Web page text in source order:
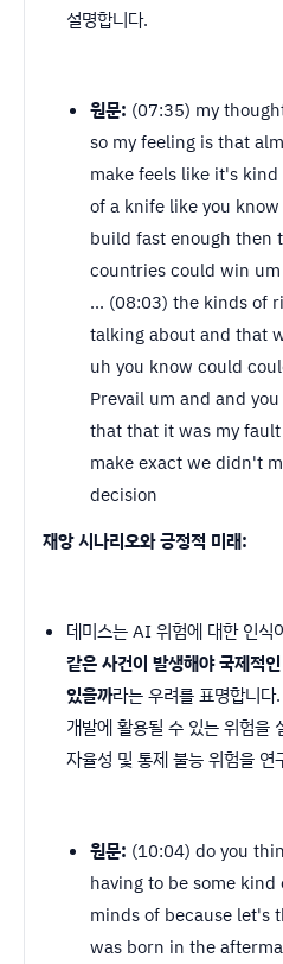
설명합니다.
원문: (07:35) my
so my feeling is that
make feels like it's
of a knife like you
build fast enough then
countries could win
... (08:03) the kinds of
talking about and that
uh you know could
Prevail um and and
that that it was my
make exact we didn't
decision
재앙 시나리오와 긍정적 미래:
데미스는 AI 위험에 대한 인식
같은 사건이 발생해야 국제적
있을까라는 우려를 표명합니
개발에 활용될 수 있는 위험을
자율성 및 통제 불능 위험을 연
원문: (10:04) do you
having to be some
minds of because let's
was born in the